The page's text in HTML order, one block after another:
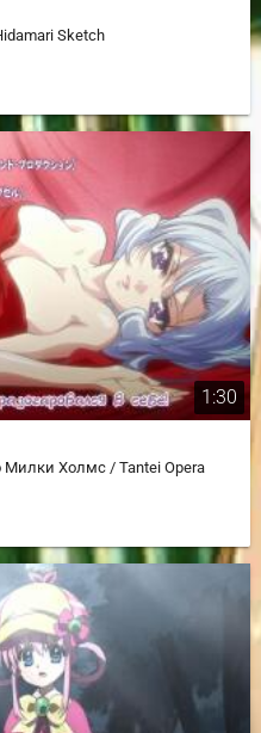
Sketch
1:30
Милки Холмс / Tantei Opera